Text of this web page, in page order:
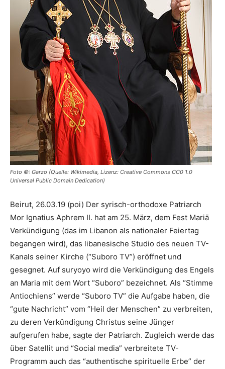
Foto ©: Garzo (Quelle: Wikimedia, Lizenz: Creative Commons CC0 1.0
Universal Public Domain Dedication)
Beirut, 26.03.19 (poi) Der syrisch-orthodoxe Patriarch
Mor Ignatius Aphrem II. hat am 25. März, dem Fest Mariä
Verkündigung (das im Libanon als nationaler Feiertag
begangen wird), das libanesische Studio des neuen TV-
Kanals seiner Kirche (“Suboro TV”) eröffnet und
gesegnet. Auf suryoyo wird die Verkündigung des Engels
an Maria mit dem Wort “Suboro” bezeichnet. Als “Stimme
Antiochiens” werde “Suboro TV” die Aufgabe haben, die
“gute Nachricht” vom “Heil der Menschen” zu verbreiten,
zu deren Verkündigung Christus seine Jünger
aufgerufen habe, sagte der Patriarch. Zugleich werde das
über Satellit und “Social media” verbreitete TV-
Programm auch das “authentische spirituelle Erbe” der